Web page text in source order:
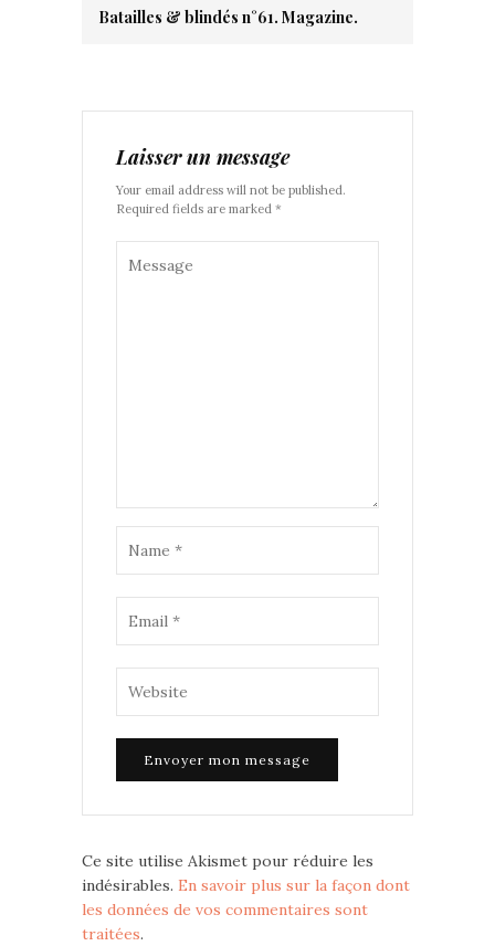
Batailles & blindés n°61. Magazine.
Laisser un message
Your email address will not be published.
Required fields are marked *
Ce site utilise Akismet pour réduire les
indésirables. En savoir plus sur la façon dont
les données de vos commentaires sont
traitées.